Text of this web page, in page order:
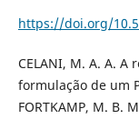
https://doi.org/
CELANI, M. A. A.
formulação de um
FORTKAMP, M. B.